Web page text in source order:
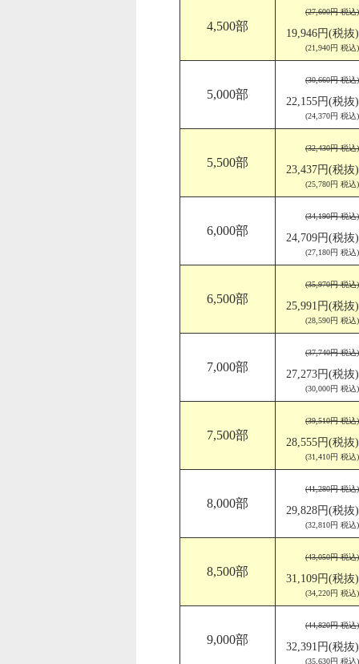
4,500部
(27,600円 税込)
19,946円(税抜)
(21,940円 税込)
5,000部
(30,660円 税込)
22,155円(税抜)
(24,370円 税込)
5,500部
(32,430円 税込)
23,437円(税抜)
(25,780円 税込)
6,000部
(34,190円 税込)
24,709円(税抜)
(27,180円 税込)
6,500部
(35,970円 税込)
25,991円(税抜)
(28,590円 税込)
7,000部
(37,740円 税込)
27,273円(税抜)
(30,000円 税込)
7,500部
(39,510円 税込)
28,555円(税抜)
(31,410円 税込)
8,000部
(41,280円 税込)
29,828円(税抜)
(32,810円 税込)
8,500部
(43,050円 税込)
31,109円(税抜)
(34,220円 税込)
9,000部
(44,820円 税込)
32,391円(税抜)
(35,630円 税込)